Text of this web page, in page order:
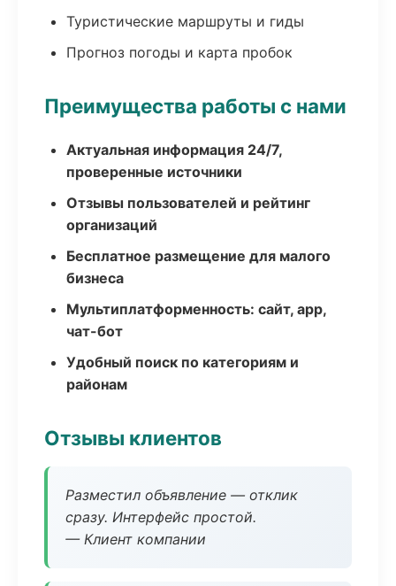
Туристические маршруты и гиды
Прогноз погоды и карта пробок
Преимущества работы с нами
Актуальная информация 24/7,
проверенные источники
Отзывы пользователей и рейтинг
организаций
Бесплатное размещение для малого
бизнеса
Мультиплатформенность: сайт, app,
чат-бот
Удобный поиск по категориям и
районам
Отзывы клиентов
Разместил объявление — отклик
сразу. Интерфейс простой.
— Клиент компании